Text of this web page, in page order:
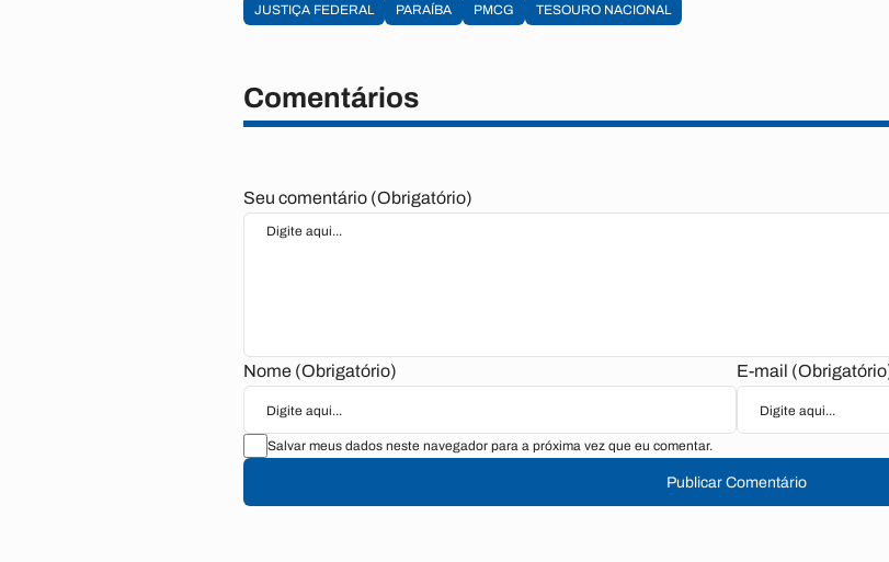
JUSTIÇA FEDERAL PARAÍBA PMCG TESOURO NACIONAL
Comentários
Seu comentário (Obrigatório)
Nome (Obrigatório) E-mail
Salvar meus dados neste navegador para a próxima vez que eu comentar.
Publicar Comentário